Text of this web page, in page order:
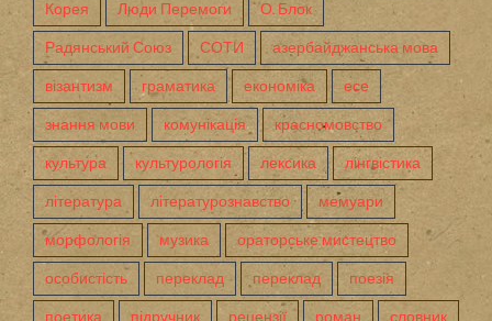
Корея Люди Перемоги О. Блок
Радянський Союз СОТИ азербайджанська мова
візантизм граматика економіка есе
знання мови комунікація красномовство
культура культурологія лексика лінгвістика
література літературознавство мемуари
морфологія музика ораторське мистецтво
особистість переклад переклад поезія
поетика підручник рецензії роман словник